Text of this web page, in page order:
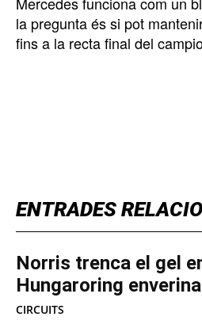
ENTRADES
Norris trenca el gel
Hungaroring
CIRCUITS
la pregunta és si pot
fins a la recta final del